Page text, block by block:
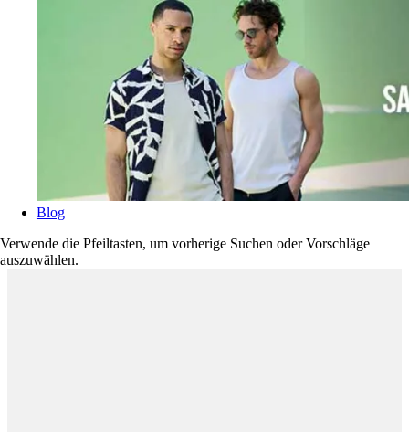
Blog
Verwende die Pfeiltasten, um vorherige Suchen oder Vorschläge
auszuwählen.